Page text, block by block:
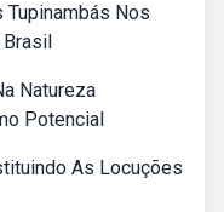
Tupinambás Nos
Natureza
Potencial
As Locuções